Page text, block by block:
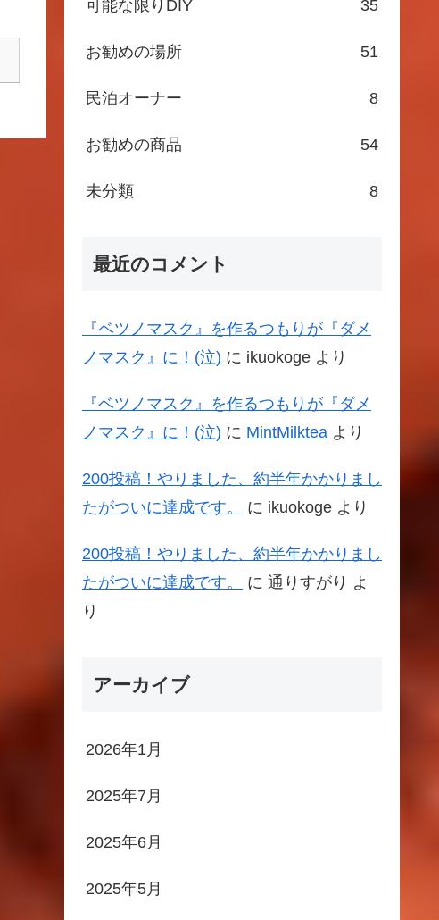
可能な限りDIY 35
お勧めの場所 51
民泊オーナー 8
お勧めの商品 54
未分類 8
最近のコメント
『ベツノマスク』を作るつもりが『ダメ
ノマスク』に！(泣) に ikuokoge より
『ベツノマスク』を作るつもりが『ダメ
ノマスク』に！(泣) に MintMilktea より
200投稿！やりました、約半年かかりまし
たがついに達成です。
に ikuokoge より
200投稿！やりました、約半年かかりまし
たがついに達成です。
に 通りすがり よ
り
アーカイブ
2026年1月
2025年7月
2025年6月
2025年5月